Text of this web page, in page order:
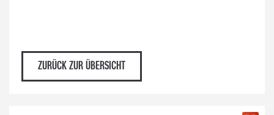
ZURÜCK ZUR ÜBERSICHT